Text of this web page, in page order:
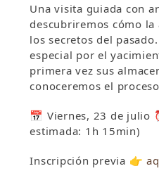
Una visita guiada con
descubriremos cómo
los secretos del
especial por el
primera vez sus
conoceremos el
📅 Viernes, 23 de julio
estimada: 1h 15min)
Inscripción previa 👉